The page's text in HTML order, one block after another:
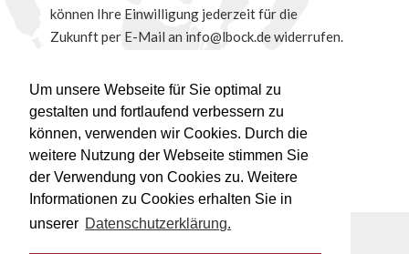
Um unsere Webseite für Sie optimal zu
gestalten und fortlaufend verbessern zu
können, verwenden wir Cookies. Durch die
weitere Nutzung der Webseite stimmen Sie
der Verwendung von Cookies zu. Weitere
Informationen zu Cookies erhalten Sie in
unserer Datenschutzerklärung.
können Ihre Einwilligung jederzeit für die
Zukunft per E-Mail an info@lbock.de widerrufen.
Nutzerdaten finden Sie in unserer
Datenschutzerklärung.
© 2017-2026 Lars Bock Fliesenlegermeister